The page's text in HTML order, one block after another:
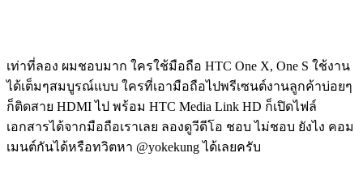
เท่าที่ลอง ผมชอบมาก ใครใช้มือถือ HTC One X, One S ใช้งาน
ได้เต็มๆสมบูรณ์แบบ ใครที่เอามือถือไปพรีเซนต์งานลูกค้าบ่อยๆ
ก็ติดสาย HDMI ไป พร้อม HTC Media Link HD ก็เปิดไฟล์
เอกสารได้จากมือถือเราเลย ลองดูวีดีโอ ชอบ ไม่ชอบ ยังไง คอม
เมนต์กันได้หรือทวิตหา @yokekung ได้เลยครับ